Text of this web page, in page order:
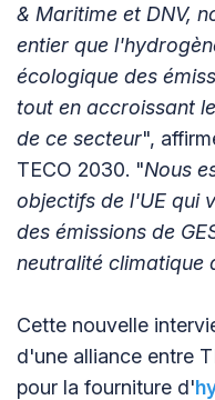
& Maritime et DNV,
entier que
écologique des
tout en accroissant
de ce secteur",
TECO 2030. "Nous
objectifs de l'UE qui
des émissions de
neutralité climatique
Cette nouvelle
d'une alliance entre
pour la fourniture d'